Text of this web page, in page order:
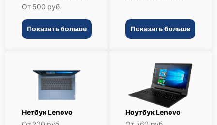
От 500 руб
Показать больше Показать больше
Нетбук Lenovo
Ноутбук Lenovo